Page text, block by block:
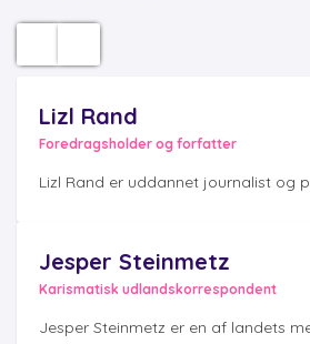
Lizl Rand
Foredragsholder og forfatter
Lizl Rand er uddannet journalist og
Jesper Steinmetz
Karismatisk udlandskorrespondent
Jesper Steinmetz er en af landets